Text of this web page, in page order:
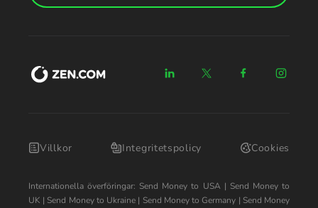
Villkor Integritetspolicy Cookies
Internationella överföringar: Send Money to USA| Send Money to
UK | Send Money to Ukraine | Send Money to Germany | Send Money